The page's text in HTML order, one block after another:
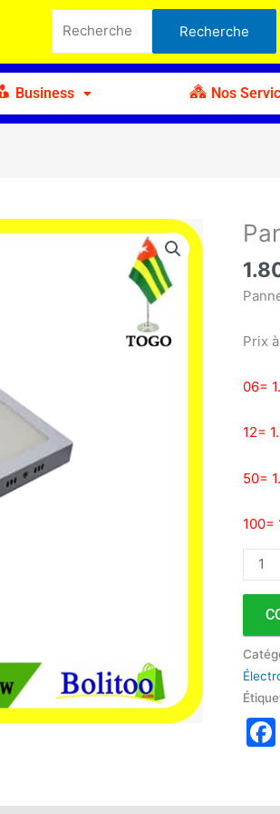
pour :
Recherche
Business Nos
Prix
06=
12=
50=
100=
LED